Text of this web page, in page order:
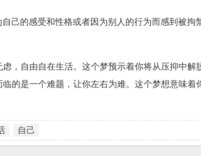
己的感受和性格或者因为别人的行为而感到被拘
，自由自在生活。这个梦预示着你将从压抑中解
的是一个难题，让你左右为难。这个梦想意味着
自己